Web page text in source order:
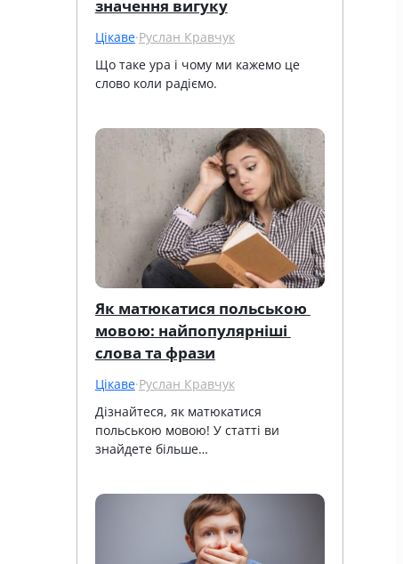
значення вигуку
Цікаве·Руслан Кравчук
Що таке ура і чому ми кажемо це
слово коли радіємо.
Як матюкатися польською
мовою: найпопулярніші
слова та фрази
Цікаве·Руслан Кравчук
Дізнайтеся, як матюкатися
польською мовою! У статті ви
знайдете більше…